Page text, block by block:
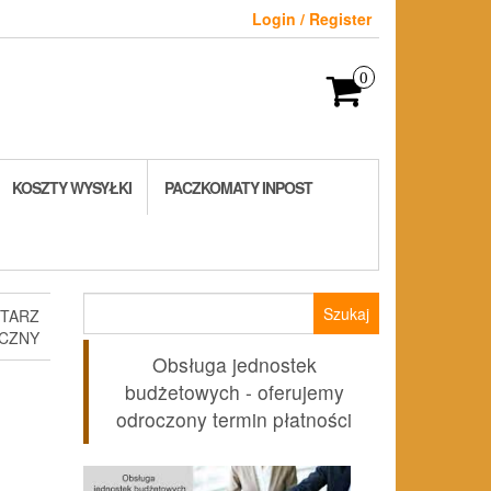
Login / Register
0
KOSZTY WYSYŁKI PACZKOMATY INPOST
Obsługa jednostek
budżetowych - oferujemy
odroczony termin płatności